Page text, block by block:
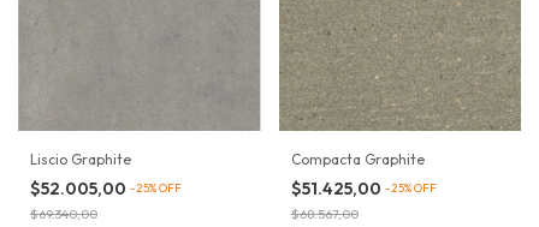
Liscio Graphite
$52.005,00 -25%OFF
$69.340,00
Compacta Graphite
$51.425,00 -25%OFF
$68.567,00